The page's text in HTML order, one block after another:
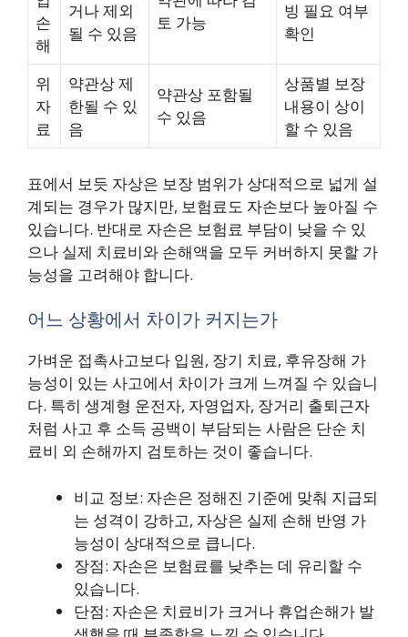
손
해
거나 제외
될 수 있음
토 가능
빙 필요 여부
확인
위
자
료
약관상 제
한될 수 있
음
약관상 포함될
수 있음
상품별 보장
내용이 상이
할 수 있음
표에서 보듯 자상은 보장 범위가 상대적으로 넓게 설
계되는 경우가 많지만, 보험료도 자손보다 높아질 수
있습니다. 반대로 자손은 보험료 부담이 낮을 수 있
으나 실제 치료비와 손해액을 모두 커버하지 못할 가
능성을 고려해야 합니다.
어느 상황에서 차이가 커지는가
가벼운 접촉사고보다 입원, 장기 치료, 후유장해 가
능성이 있는 사고에서 차이가 크게 느껴질 수 있습니
다. 특히 생계형 운전자, 자영업자, 장거리 출퇴근자
처럼 사고 후 소득 공백이 부담되는 사람은 단순 치
료비 외 손해까지 검토하는 것이 좋습니다.
비교 정보: 자손은 정해진 기준에 맞춰 지급되
는 성격이 강하고, 자상은 실제 손해 반영 가
능성이 상대적으로 큽니다.
장점: 자손은 보험료를 낮추는 데 유리할 수
있습니다.
단점: 자손은 치료비가 크거나 휴업손해가 발